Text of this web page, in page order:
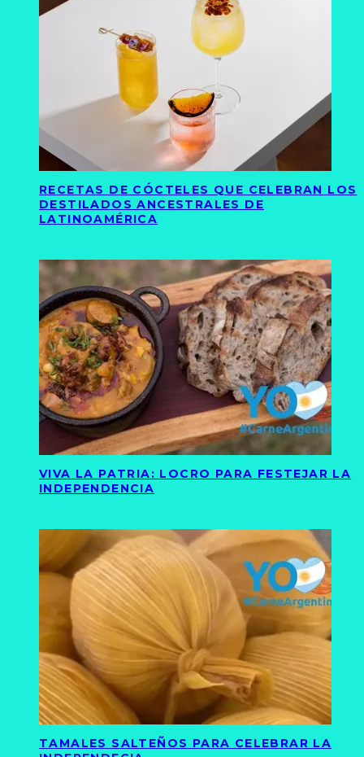
RECETAS DE CÓCTELES QUE CELEBRAN LOS
DESTILADOS ANCESTRALES DE
LATINOAMÉRICA
VIVA LA PATRIA: LOCRO PARA FESTEJAR LA
INDEPENDENCIA
TAMALES SALTEÑOS PARA CELEBRAR LA